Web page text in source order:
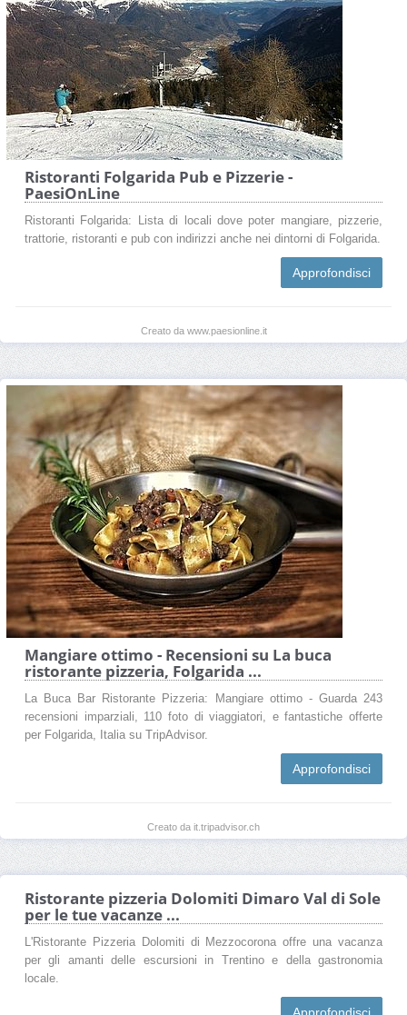
Ristoranti Folgarida Pub e Pizzerie -
PaesiOnLine
Ristoranti Folgarida: Lista di locali dove poter mangiare, pizzerie,
trattorie, ristoranti e pub con indirizzi anche nei dintorni di Folgarida.
Approfondisci
Creato da www.paesionline.it
Mangiare ottimo - Recensioni su La buca
ristorante pizzeria, Folgarida ...
La Buca Bar Ristorante Pizzeria: Mangiare ottimo - Guarda 243
recensioni imparziali, 110 foto di viaggiatori, e fantastiche offerte
per Folgarida, Italia su TripAdvisor.
Approfondisci
Creato da it.tripadvisor.ch
Ristorante pizzeria Dolomiti Dimaro Val di Sole
per le tue vacanze ...
L'Ristorante Pizzeria Dolomiti di Mezzocorona offre una vacanza
per gli amanti delle escursioni in Trentino e della gastronomia
locale.
Approfondisci